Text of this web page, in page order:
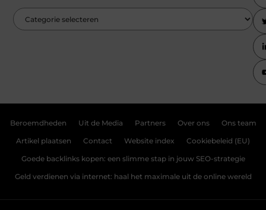
Beroemdheden Uit de Media Partners Over ons Ons team
Artikel plaatsen Contact Website index Cookiebeleid (EU)
Goede backlinks kopen: een slimme stap in jouw SEO-strategie
Geld verdienen via internet: haal het maximale uit de online wereld